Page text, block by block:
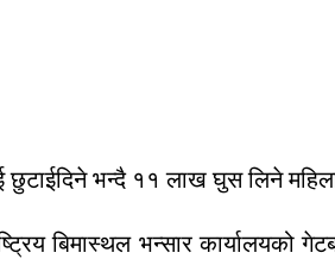
भन्दै ११ लाख घुस लिने
भन्सार कार्यालयको